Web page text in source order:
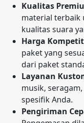
Kualitas
material terbaik
kualitas suara
Harga
paket yang
dari paket
Layanan
musik,
spesifik Anda.
Pengiriman